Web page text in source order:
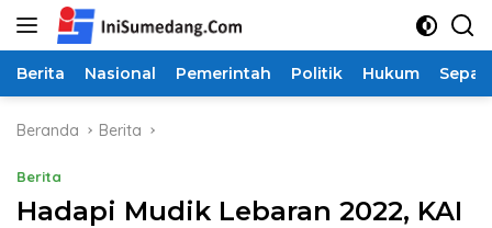
Langsung
Berita Nasional Pemerintah Politik Hukum
Beranda Berita
Berita
Hadapi Mudik Lebaran 2022, KAI